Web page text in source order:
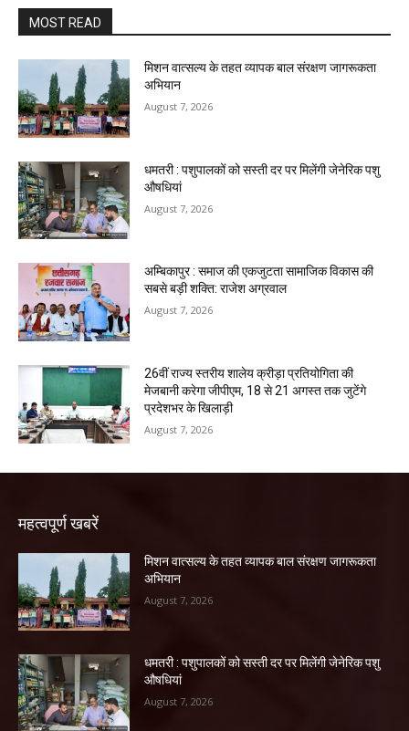
MOST READ
मिशन वात्सल्य के तहत व्यापक बाल संरक्षण जागरूकता
अभियान
August 7, 2026
धमतरी : पशुपालकों को सस्ती दर पर मिलेंगी जेनेरिक पशु
औषधियां
August 7, 2026
अम्बिकापुर : समाज की एकजुटता सामाजिक विकास की
सबसे बड़ी शक्ति: राजेश अग्रवाल
August 7, 2026
26वीं राज्य स्तरीय शालेय क्रीड़ा प्रतियोगिता की
मेजबानी करेगा जीपीएम, 18 से 21 अगस्त तक जुटेंगे
प्रदेशभर के खिलाड़ी
August 7, 2026
महत्वपूर्ण खबरें
मिशन वात्सल्य के तहत व्यापक बाल संरक्षण जागरूकता
अभियान
August 7, 2026
धमतरी : पशुपालकों को सस्ती दर पर मिलेंगी जेनेरिक पशु
औषधियां
August 7, 2026